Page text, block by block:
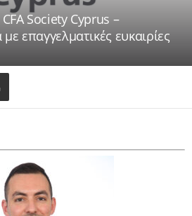
Society Cyprus –
επαγγελματικές ευκαιρίες